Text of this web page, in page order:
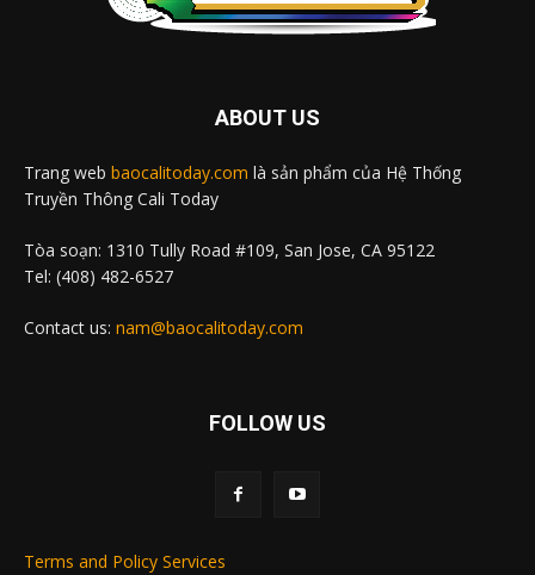
ABOUT US
Trang web baocalitoday.com là sản phẩm của Hệ Thống
Truyền Thông Cali Today
Tòa soạn: 1310 Tully Road #109, San Jose, CA 95122
Tel: (408) 482-6527
Contact us: nam@baocalitoday.com
FOLLOW US
Terms and Policy Services